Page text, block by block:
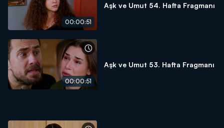
00:00:51
Aşk ve Umut 54. Hafta Fragmanı
00:00:51
Aşk ve Umut 53. Hafta Fragmanı